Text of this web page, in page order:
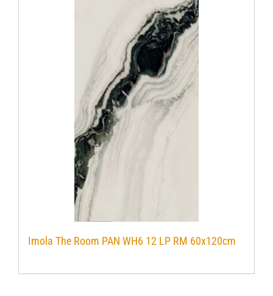
Imola The Room PAN WH6 12 LP RM 60x120cm